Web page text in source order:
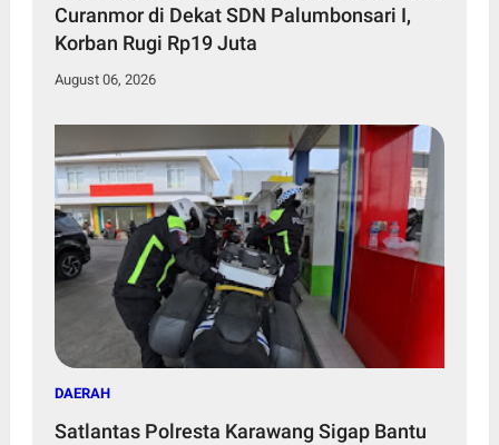
Curanmor di Dekat SDN Palumbonsari I,
Korban Rugi Rp19 Juta
August 06, 2026
DAERAH
Satlantas Polresta Karawang Sigap Bantu